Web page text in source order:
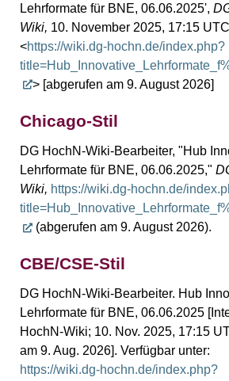
Lehrformate für BNE, 06.06.2025',
Wiki, 10. November 2025, 17:15
<https://wiki.dg-hochn.de/index.php?
> [abgerufen am 9. August 2026]
Chicago-Stil
DG HochN-Wiki-Bearbeiter, "Hub
Lehrformate für BNE, 06.06.2025,"
Wiki, https://wiki.dg-hochn.de/
(abgerufen am 9. August 2026).
CBE/CSE-Stil
DG HochN-Wiki-Bearbeiter. Hub
Lehrformate für BNE, 06.06.2025
HochN-Wiki; 10. Nov. 2025, 17:15
am 9. Aug. 2026]. Verfügbar unter:
https://wiki.dg-hochn.de/index.php?